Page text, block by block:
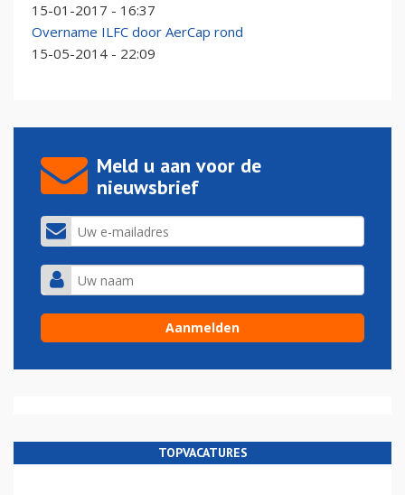
15-01-2017 - 16:37
Overname ILFC door AerCap rond
15-05-2014 - 22:09
Meld u aan voor de
nieuwsbrief
TOPVACATURES